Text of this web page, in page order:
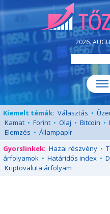
2026.
Kiemelt témák: Választás •
Kamat • Forint • Olaj • Bitcoin •
Elemzés • Állampapír
Gyorslinkek: Hazai részvény •
árfolyamok • Határidős index •
Kriptovaluta árfolyam